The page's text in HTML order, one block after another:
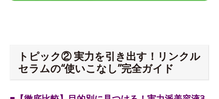
トピック② 実力を引き出す！リンクル
セラムの“使いこなし”完全ガイド